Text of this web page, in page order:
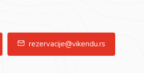
rezervacije@vikendu.rs